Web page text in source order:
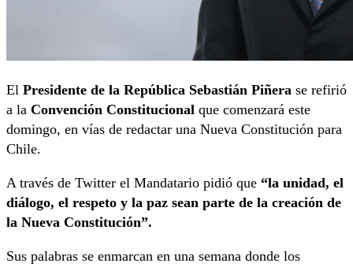
El Presidente de la República Sebastián Piñera se refirió
a la Convención Constitucional que comenzará este
domingo, en vías de redactar una Nueva Constitución para
Chile.
A través de Twitter el Mandatario pidió que “la unidad, el
diálogo, el respeto y la paz sean parte de la creación de
la Nueva Constitución”.
Sus palabras se enmarcan en una semana donde los